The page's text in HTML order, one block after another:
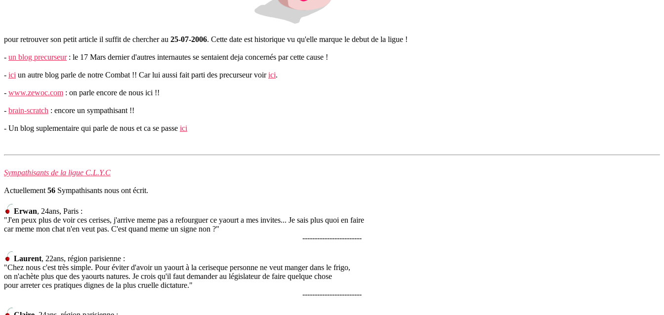
pour retrouver son petit article il suffit de chercher au 25-07-2006. Cette date est historique vu qu'elle marque le debut de la ligue !
- un blog precurseur: le 17 Mars dernier d'autres internautes se sentaient deja concernés par cette cause !
- ici un autre blog parle de notre Combat !! Car lui aussi fait parti des precurseur voirici.
- www.zewoc.com : on parle encore de nous ici !!
- brain-scratch : encore un sympathisant !!
- Un blog suplementaire qui parle de nous et ca se passe ici
Sympathisants de la ligue C.L.Y.C
Actuellement 56 Sympathisants nous ont écrit.
Erwan, 24ans, Paris :
"J'en peux plus de voir ces cerises, j'arrive meme pas a refourguer ce yaourt a mes invites... Je sais plus quoi en faire
car meme mon chat n'en veut pas. C'est quand meme un signe non ?"
------------------------
Laurent, 22ans, région parisienne :
"Chez nous c'est très simple. Pour éviter d'avoir un yaourt à la ceriseque personne ne veut manger dans le frigo,
on n'achète plus que des yaourts natures. Je crois qu'il faut demander au législateur de faire quelque chose
pour arreter ces pratiques dignes de la plus cruelle dictature."
------------------------